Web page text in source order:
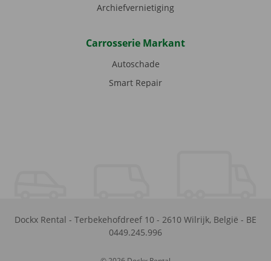
Archiefvernietiging
Carrosserie Markant
Autoschade
Smart Repair
Dockx Rental - Terbekehofdreef 10 - 2610 Wilrijk, België - BE
0449.245.996